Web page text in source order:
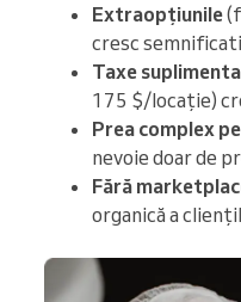
Extraopțiunile
cresc
Taxe
175 $/locație)
Prea complex
nevoie doar de
Fără
organică a